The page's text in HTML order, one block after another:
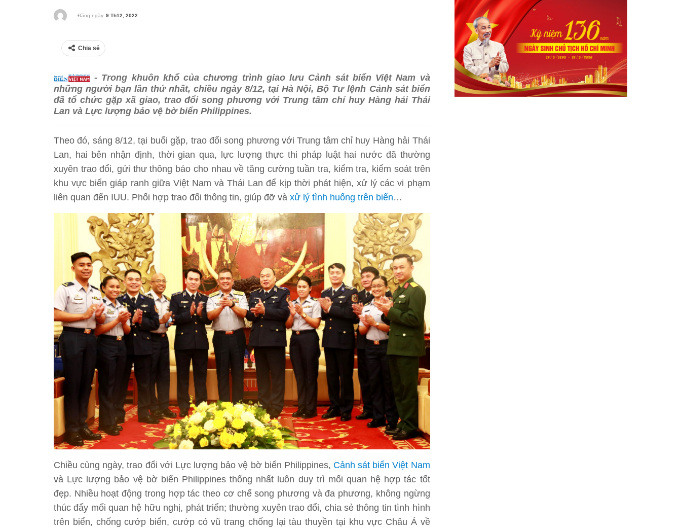
- Đăng ngày 9 Th12, 2022
Chia sẻ
- Trong khuôn khổ của chương trình giao lưu Cảnh sát biển Việt Nam và
những người bạn lần thứ nhất, chiều ngày 8/12, tại Hà Nội, Bộ Tư lệnh Cảnh sát biển
đã tổ chức gặp xã giao, trao đổi song phương với Trung tâm chỉ huy Hàng hải Thái
Lan và Lực lượng bảo vệ bờ biển Philippines.
Theo đó, sáng 8/12, tại buổi gặp, trao đổi song phương với Trung tâm chỉ huy Hàng hải Thái
Lan, hai bên nhận định, thời gian qua, lực lượng thực thi pháp luật hai nước đã thường
xuyên trao đổi, gửi thư thông báo cho nhau về tăng cường tuần tra, kiểm tra, kiểm soát trên
khu vực biển giáp ranh giữa Việt Nam và Thái Lan để kịp thời phát hiện, xử lý các vi phạm
liên quan đến IUU. Phối hợp trao đổi thông tin, giúp đỡ và xử lý tình huống trên biển…
Chiều cùng ngày, trao đổi với Lực lượng bảo vệ bờ biển Philippines, Cảnh sát biển Việt Nam
và Lực lượng bảo vệ bờ biển Philippines thống nhất luôn duy trì mối quan hệ hợp tác tốt
đẹp. Nhiều hoạt động trong hợp tác theo cơ chế song phương và đa phương, không ngừng
thúc đẩy mối quan hệ hữu nghị, phát triển; thường xuyên trao đổi, chia sẻ thông tin tình hình
trên biển, chống cướp biển, cướp có vũ trang chống lại tàu thuyền tại khu vực Châu Á về